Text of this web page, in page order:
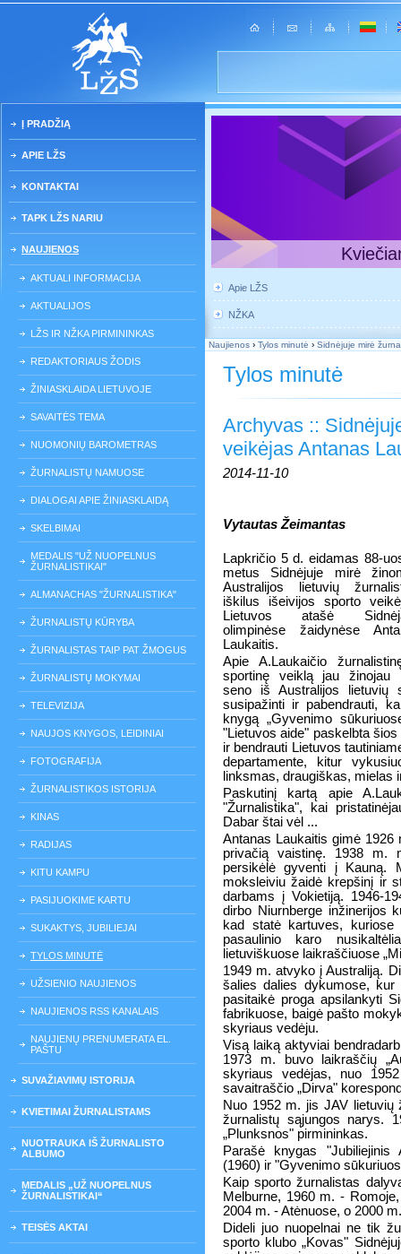
Į PRADŽIĄ
APIE LŽS
KONTAKTAI
TAPK LŽS NARIU
NAUJIENOS
AKTUALI INFORMACIJA
AKTUALIJOS
LŽS IR NŽKA PIRMININKAS
REDAKTORIAUS ŽODIS
ŽINIASKLAIDA LIETUVOJE
SAVAITĖS TEMA
NUOMONIŲ BAROMETRAS
ŽURNALISTŲ NAMUOSE
DIALOGAI APIE ŽINIASKLAIDĄ
SKELBIMAI
MEDALIS "UŽ NUOPELNUS
ŽURNALISTIKAI"
ALMANACHAS "ŽURNALISTIKA"
ŽURNALISTŲ KŪRYBA
ŽURNALISTAS TAIP PAT ŽMOGUS
ŽURNALISTŲ MOKYMAI
TELEVIZIJA
NAUJOS KNYGOS, LEIDINIAI
FOTOGRAFIJA
ŽURNALISTIKOS ISTORIJA
KINAS
RADIJAS
KITU KAMPU
PASIJUOKIME KARTU
SUKAKTYS, JUBILIEJAI
TYLOS MINUTĖ
UŽSIENIO NAUJIENOS
NAUJIENOS RSS KANALAIS
NAUJIENŲ PRENUMERATA EL.
PAŠTU
SUVAŽIAVIMŲ ISTORIJA
KVIETIMAI ŽURNALISTAMS
NUOTRAUKA IŠ ŽURNALISTO
ALBUMO
MEDALIS „UŽ NUOPELNUS
ŽURNALISTIKAI“
TEISĖS AKTAI
Apie LŽS
NŽKA
Naujienos › Tylos minutė › Sidnėjuje mirė
Tylos minutė
Archyvas ::
veikėjas Antanas
2014-11-10
Vytautas Žeimantas
Lapkričio 5 d. eidamas 88-
metus Sidnėjuje mirė
Australijos lietuvių
iškilus išeivijos sporto
Lietuvos atašė
olimpinėse žaidynėse
Laukaitis.
Apie A.Laukaičio
sportinę veiklą jau žinojau
seno iš Australijos lietuvių
susipažinti ir pabendrauti,
knygą „Gyvenimo
"Lietuvos aide" paskelbta
ir bendrauti Lietuvos
departamente, kitur
linksmas, draugiškas, mielas
Paskutinį kartą apie
"Žurnalistika", kai
Dabar štai vėl ...
Antanas Laukaitis gimė 1926
privačią vaistinę. 1938 m.
persikėlė gyventi į Kauną.
moksleiviu žaidė krepšinį ir
darbams į Vokietiją. 1946-
dirbo Niurnberge inžinerijos
kad statė kartuves, kuriose
pasaulinio karo
lietuviškuose laikraščiuose
1949 m. atvyko į Australiją.
šalies dalies dykumose,
pasitaikė proga apsilankyti
fabrikuose, baigė pašto
skyriaus vedėju.
Visą laiką aktyviai
1973 m. buvo laikraščių
skyriaus vedėjas, nuo
savaitraščio „Dirva"
Nuo 1952 m. jis JAV lietuvių
žurnalistų sąjungos narys.
„Plunksnos" pirmininkas.
Parašė knygas "Jubiliejinis
(1960) ir "Gyvenimo
Kaip sporto žurnalistas
Melburne, 1960 m. -
2004 m. - Atėnuose, o 2000
Dideli juo nuopelnai ne tik
sporto klubo „Kovas"